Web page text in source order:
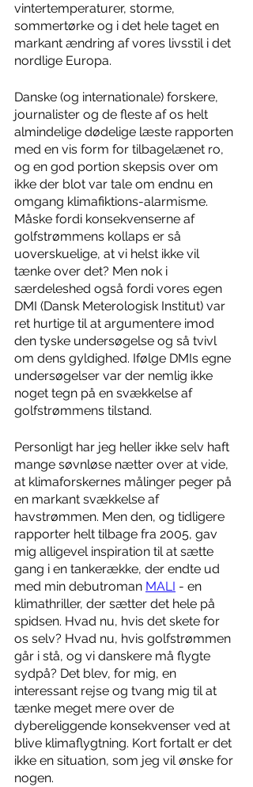
vintertemperaturer, storme,
sommertørke og i det hele taget en
markant ændring af vores livsstil i det
nordlige Europa.
Danske (og internationale) forskere,
journalister og de fleste af os helt
almindelige dødelige læste rapporten
med en vis form for tilbagelænet ro,
og en god portion skepsis over om
ikke der blot var tale om endnu en
omgang klimafiktions-alarmisme.
Måske fordi konsekvenserne af
golfstrømmens kollaps er så
uoverskuelige, at vi helst ikke vil
tænke over det? Men nok i
særdeleshed også fordi vores egen
DMI (Dansk Meterologisk Institut) var
ret hurtige til at argumentere imod
den tyske undersøgelse og så tvivl
om dens gyldighed. Ifølge DMIs egne
undersøgelser var der nemlig ikke
noget tegn på en svækkelse af
golfstrømmens tilstand.
Personligt har jeg heller ikke selv haft
mange søvnløse nætter over at vide,
at klimaforskernes målinger peger på
en markant svækkelse af
havstrømmen. Men den, og tidligere
rapporter helt tilbage fra 2005, gav
mig alligevel inspiration til at sætte
gang i en tankerække, der endte ud
med min debutroman MALI - en
klimathriller, der sætter det hele på
spidsen. Hvad nu, hvis det skete for
os selv? Hvad nu, hvis golfstrømmen
går i stå, og vi danskere må flygte
sydpå? Det blev, for mig, en
interessant rejse og tvang mig til at
tænke meget mere over de
dybereliggende konsekvenser ved at
blive klimaflygtning. Kort fortalt er det
ikke en situation, som jeg vil ønske for
nogen.